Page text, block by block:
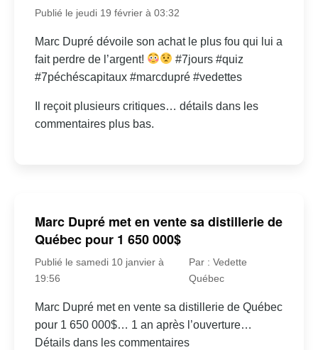
Publié le jeudi 19 février à 03:32
Marc Dupré dévoile son achat le plus fou qui lui a
fait perdre de l’argent!
#7jours #quiz
#7péchéscapitaux #marcdupré #vedettes
Il reçoit plusieurs critiques… détails dans les
commentaires plus bas.
Marc Dupré met en vente sa distillerie de
Québec pour 1 650 000$
Publié le samedi 10 janvier à
19:56
Par : Vedette
Québec
Marc Dupré met en vente sa distillerie de Québec
pour 1 650 000$… 1 an après l’ouverture…
Détails dans les commentaires